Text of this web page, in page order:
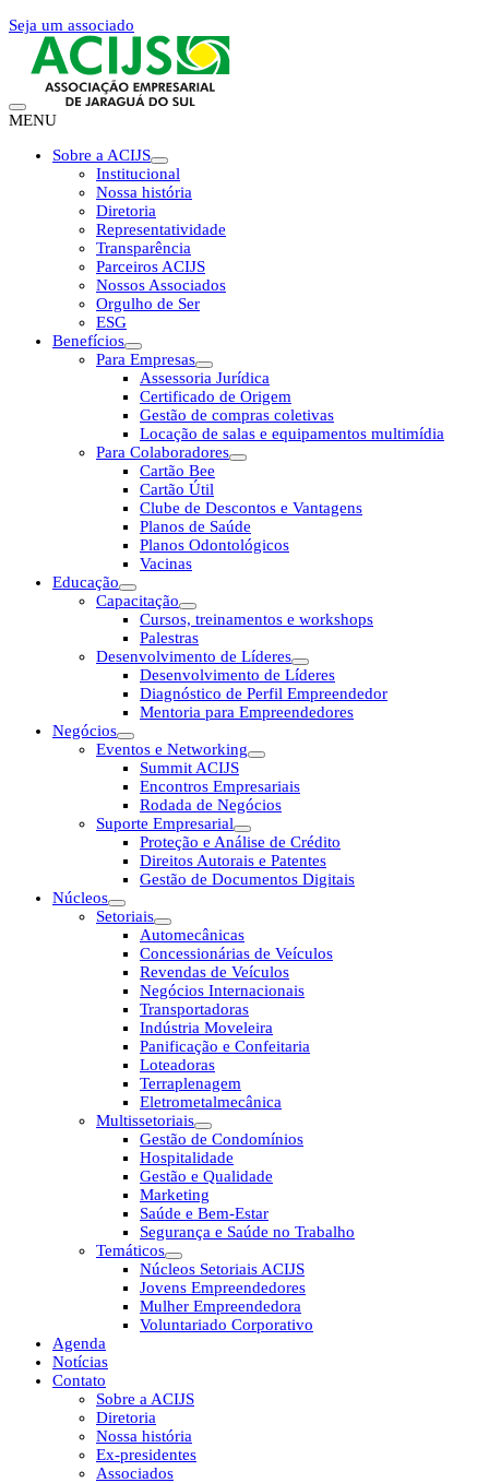
Seja um associado
MENU
Sobre a ACIJS
Institucional
Nossa história
Diretoria
Representatividade
Transparência
Parceiros ACIJS
Nossos Associados
Orgulho de Ser
ESG
Benefícios
Para Empresas
Assessoria Jurídica
Certificado de Origem
Gestão de compras coletivas
Locação de salas e equipamentos multimídia
Para Colaboradores
Cartão Bee
Cartão Útil
Clube de Descontos e Vantagens
Planos de Saúde
Planos Odontológicos
Vacinas
Educação
Capacitação
Cursos, treinamentos e workshops
Palestras
Desenvolvimento de Líderes
Desenvolvimento de Líderes
Diagnóstico de Perfil Empreendedor
Mentoria para Empreendedores
Negócios
Eventos e Networking
Summit ACIJS
Encontros Empresariais
Rodada de Negócios
Suporte Empresarial
Proteção e Análise de Crédito
Direitos Autorais e Patentes
Gestão de Documentos Digitais
Núcleos
Setoriais
Automecânicas
Concessionárias de Veículos
Revendas de Veículos
Negócios Internacionais
Transportadoras
Indústria Moveleira
Panificação e Confeitaria
Loteadoras
Terraplenagem
Eletrometalmecânica
Multissetoriais
Gestão de Condomínios
Hospitalidade
Gestão e Qualidade
Marketing
Saúde e Bem-Estar
Segurança e Saúde no Trabalho
Temáticos
Núcleos Setoriais ACIJS
Jovens Empreendedores
Mulher Empreendedora
Voluntariado Corporativo
Agenda
Notícias
Contato
Sobre a ACIJS
Diretoria
Nossa história
Ex-presidentes
Associados